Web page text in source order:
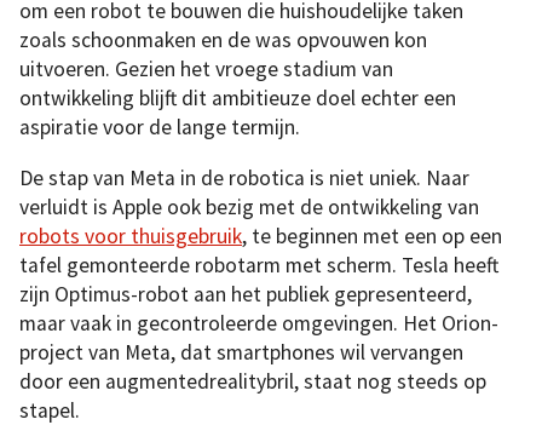
om een robot te bouwen die huishoudelijke taken
zoals schoonmaken en de was opvouwen kon
uitvoeren. Gezien het vroege stadium van
ontwikkeling blijft dit ambitieuze doel echter een
aspiratie voor de lange termijn.
De stap van Meta in de robotica is niet uniek. Naar
verluidt is Apple ook bezig met de ontwikkeling van
robots voor thuisgebruik, te beginnen met een op een
tafel gemonteerde robotarm met scherm. Tesla heeft
zijn Optimus-robot aan het publiek gepresenteerd,
maar vaak in gecontroleerde omgevingen. Het Orion-
project van Meta, dat smartphones wil vervangen
door een augmentedrealitybril, staat nog steeds op
stapel.